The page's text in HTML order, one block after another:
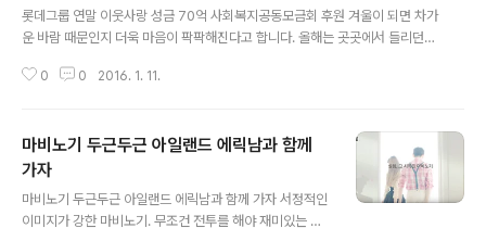
롯데그룹 연말 이웃사랑 성금 70억 사회복지공동모금회 후원 겨울이 되면 차가
운 바람 때문인지 더욱 마음이 팍팍해진다고 합니다. 올해는 곳곳에서 들리던
쌀쌀해 지면 마음은 더욱 차가워지는 요즘 롯데그룹 연말 이웃사랑 성금이라는
갖기도 했습니다. 이웃을 생각하는 롯데그룹의 마음은 다른 기업 못지 않은데
요, 이번 연말 이웃사랑 성금 70억 기탁 소식은 롯데의 이웃을 사랑하는 마음은
끝이 없는 듯 보입니다. 따듯한 사회를 만들기 위해 여러 분야에서 활동 하고 있
는 롯데 CRS 캠페인. ..
0 0 2016. 1. 11.
마비노기 두근두근 아일랜드 에릭남과 함께
가자
마비노기 두근두근 아일랜드 에릭남과 함께 가자 서정적인
이미지가 강한 마비노기. 무조건 전투를 해야 재미있는 것